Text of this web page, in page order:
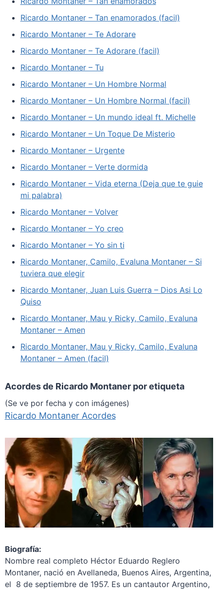
Ricardo Montaner – Tan enamorados (facil)
Ricardo Montaner – Te Adorare
Ricardo Montaner – Te Adorare (facil)
Ricardo Montaner – Tu
Ricardo Montaner – Un Hombre Normal
Ricardo Montaner – Un Hombre Normal (facil)
Ricardo Montaner – Un mundo ideal ft. Michelle
Ricardo Montaner – Un Toque De Misterio
Ricardo Montaner – Urgente
Ricardo Montaner – Verte dormida
Ricardo Montaner – Vida eterna (Deja que te guie
mi palabra)
Ricardo Montaner – Volver
Ricardo Montaner – Yo creo
Ricardo Montaner – Yo sin ti
Ricardo Montaner, Camilo, Evaluna Montaner – Si
tuviera que elegir
Ricardo Montaner, Juan Luis Guerra – Dios Asi Lo
Quiso
Ricardo Montaner, Mau y Ricky, Camilo, Evaluna
Montaner – Amen
Ricardo Montaner, Mau y Ricky, Camilo, Evaluna
Montaner – Amen (facil)
Acordes de Ricardo Montaner por etiqueta
(Se ve por fecha y con imágenes)
Ricardo Montaner Acordes
Biografía:
Nombre real completo Héctor Eduardo Reglero
Montaner, nació en Avellaneda, Buenos Aires, Argentina,
el 8 de septiembre de 1957. Es un cantautor Argentino,